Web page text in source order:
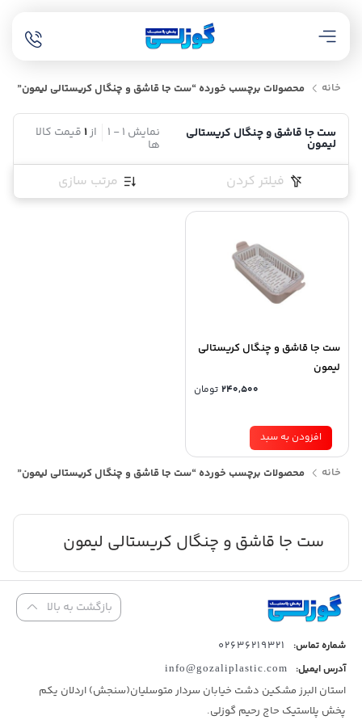
خانه محصولات برچسب خورده “ست جا قاشق و چنگال کریستالی لیمون”
ست جا قاشق و چنگال کریستالی
لیمون
نمایش 1
-
1 از1قیمت کالا
ها
فیلتر کردن مرتب سازی
ست جا قاشق و چنگال کریستالی
لیمون
تومان
افزودن به سبد
خانه محصولات برچسب خورده “ست جا قاشق و چنگال کریستالی لیمون”
ست جا قاشق و چنگال کریستالی لیمون
بازگشت به بالا
شماره تماس: 02636219321
آدرس ایمیل: info@gozaliplastic.com
استان البرز مشکین دشت خیابان سردار متوسلیان(سنجش) اردلان یکم
پخش پلاستیک حاج رحیم گوزلی.